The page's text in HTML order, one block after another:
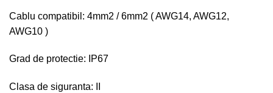
Cablu compatibil: 4mm2 / 6mm2 ( AWG14, AWG12,
AWG10 )
Grad de protectie: IP67
Clasa de siguranta: II